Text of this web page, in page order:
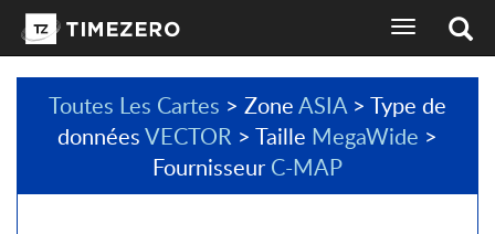
basculer
l'affichage
de
navigation
sélecteur
Toutes Les Cartes > ZoneASIA> Type de
donnéesVECTOR > Taille MegaWide >
Fournisseur C-MAP